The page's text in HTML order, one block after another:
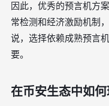
因此，优秀的预言机方
常检测和经济激励机制
说，选择依赖成熟预言
要。
在币安生态中如